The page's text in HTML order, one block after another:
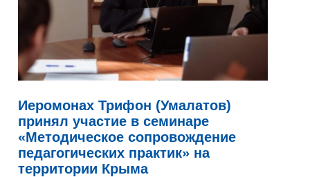
Иеромонах Трифон (Умалатов)
принял участие в семинаре
«Методическое сопровождение
педагогических практик» на
территории Крыма